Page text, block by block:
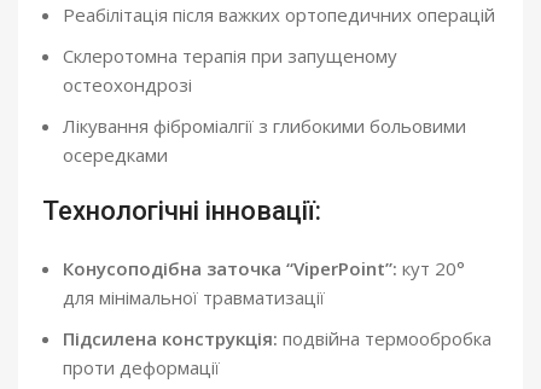
Реабілітація після важких ортопедичних операцій
Склеротомна терапія при запущеному
остеохондрозі
Лікування фіброміалгії з глибокими больовими
осередками
Технологічні інновації:
Конусоподібна заточка “ViperPoint”: кут 20°
для мінімальної травматизації
Підсилена конструкція: подвійна термообробка
проти деформації